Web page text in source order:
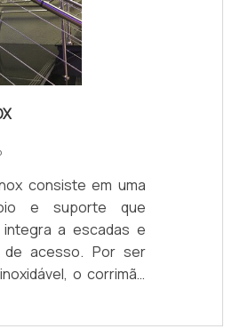
consiste em uma
e suporte que
a escadas e
de acesso. Por ser
o corrimão
por resistir às
mais qualificada e